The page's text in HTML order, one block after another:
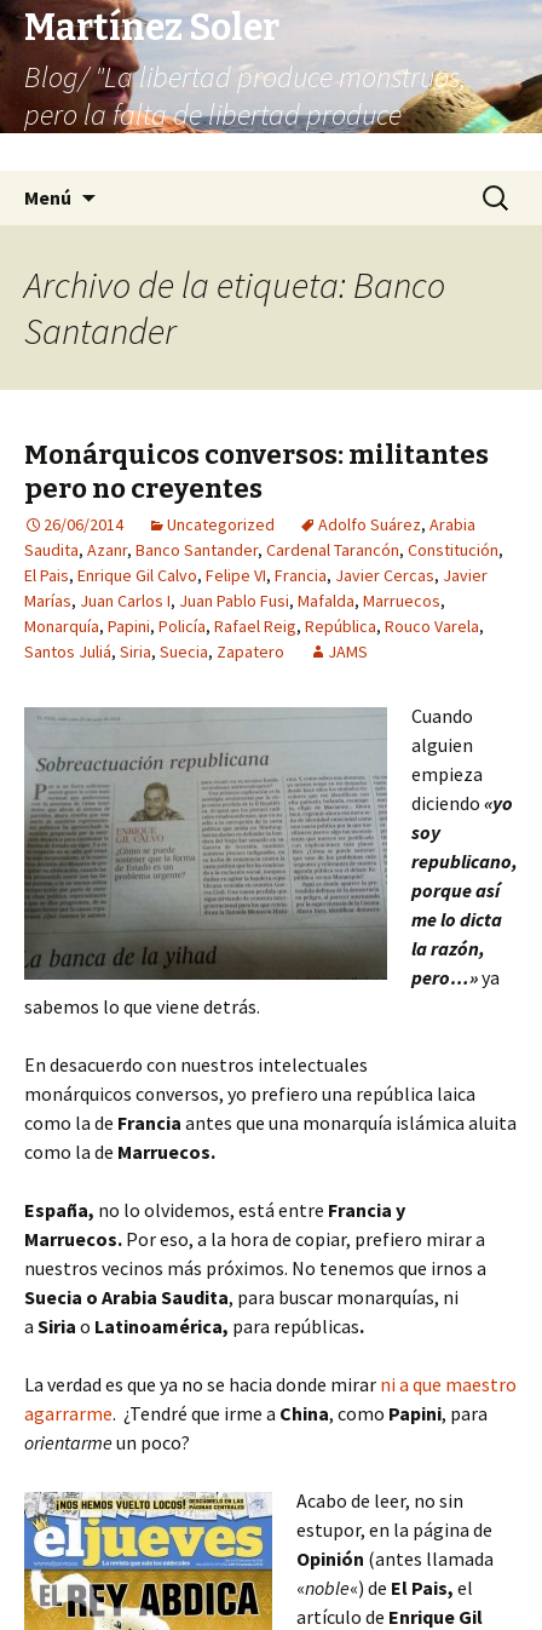
Martínez Soler
Blog/ "La libertad produce monstruos,
pero la falta de libertad produce
Menú Buscar:
Archivo de la etiqueta: Banco
Santander
Monárquicos conversos: militantes
pero no creyentes
26/06/2014 Uncategorized Adolfo Suárez, Arabia
Saudita, Azanr, Banco Santander, Cardenal Tarancón, Constitución,
El Pais, Enrique Gil Calvo, Felipe VI, Francia, Javier Cercas, Javier
Marías, Juan Carlos I, Juan Pablo Fusi, Mafalda, Marruecos,
Monarquía, Papini, Policía, Rafael Reig, República, Rouco Varela,
Santos Juliá, Siria, Suecia, Zapatero JAMS
Cuando
alguien
empieza
diciendo «yo
soy
republicano,
porque así
me lo dicta
la razón,
pero…»ya
sabemos lo que viene detrás.
En desacuerdo con nuestros intelectuales
monárquicos conversos, yo prefiero una república laica
como la de Francia antes que una monarquía islámica aluita
como la de Marruecos.
España, no lo olvidemos, está entre Francia y
Marruecos. Por eso, a la hora de copiar, prefiero mirar a
nuestros vecinos más próximos. No tenemos que irnos a
Suecia o Arabia Saudita, para buscar monarquías, ni
a Siria o Latinoamérica, para repúblicas.
La verdad es que ya no se hacia donde mirar ni a que maestro
agarrarme. ¿Tendré que irme a China, como Papini, para
orientarmeun poco?
Acabo de leer, no sin
estupor, en la página de
Opinión (antes llamada
«noble«) de El Pais, el
artículo de Enrique Gil